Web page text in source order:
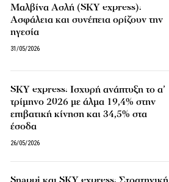
Μαλβίνα Ασλή (SKY express):
Ασφάλεια και συνέπεια ορίζουν την
ηγεσία
31/05/2026
SKY express: Ισχυρή ανάπτυξη το α’
τρίμηνο 2026 με άλμα 19,4% στην
επιβατική κίνηση και 34,5% στα
έσοδα
26/05/2026